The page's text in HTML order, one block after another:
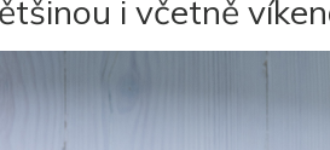
i včetně